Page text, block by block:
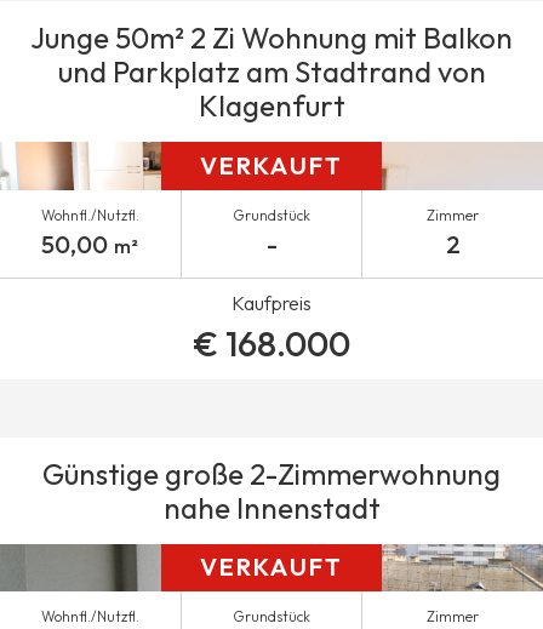
Junge 50m² 2 Zi Wohnung mit Balkon
und Parkplatz am Stadtrand von
Klagenfurt
VERKAUFT
Wohnfl./Nutzfl.
50,00 m²
Grundstück
-
Zimmer
2
Kaufpreis
€ 168.000
Günstige große 2-Zimmerwohnung
nahe Innenstadt
VERKAUFT
Wohnfl./Nutzfl. Grundstück Zimmer